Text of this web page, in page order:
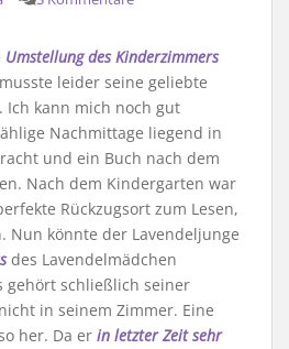
Umstellung des Kinderzimmers
leider seine geliebte
Ich kann mich noch gut
Nachmittage liegend in
und ein Buch nach dem
Nach dem Kindergarten war
Rückzugsort zum Lesen,
Nun könnte der Lavendeljunge
des Lavendelmädchen
gehört schließlich seiner
in seinem Zimmer. Eine
her. Da er in letzter Zeit sehr